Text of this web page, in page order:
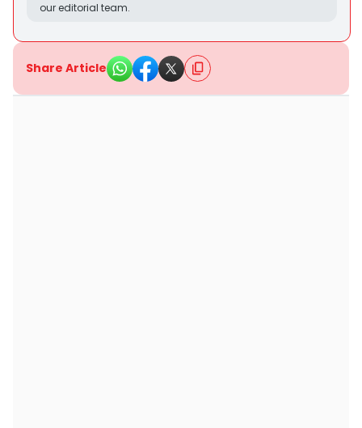
our editorial team.
Share Article